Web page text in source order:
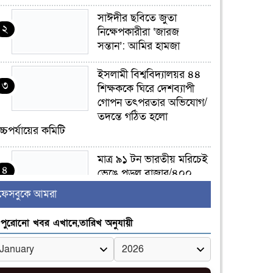
২
সাঈদীর ছবিতে জুতা
নিক্ষেপকারীরা ‘জারজ
সন্তান’: আমির হামজা
৩
ইসলামী বিশ্ববিদ্যালয়র ৪৪
শিক্ষককে ঘিরে দেশব্যাপী
গোপন তৎপরতার অভিযোগ/
তদন্তে গঠিত হলো
কমিটি
৪
মাত্র ৯১ টন ভারতীয় মরিচেই
ভেঙে পড়ল বাজার/৪০০
৫
জুলাই আন্দোলন ছিল
সম্মিলিত, লক্ষ্য হওয়া উচিত
ঐক্য ও রাষ্ট্রগঠন
আমরা
পুরোনো খবর এখানে,তারিখ অনুযায়ী